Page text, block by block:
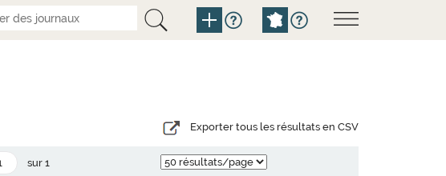
Exporter tous les résultats en CSV
sur 1